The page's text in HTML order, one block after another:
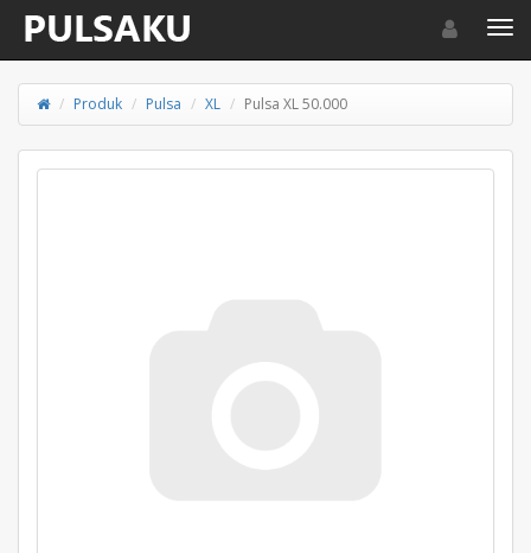
Toggle
Produk Pulsa XL Pulsa XL 50.000